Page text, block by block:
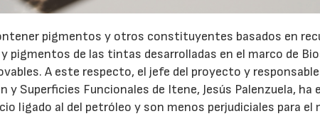
pigmentos y otros constituyentes basados en
de las tintas desarrolladas en el marco de
A este respecto, el jefe del proyecto y responsable
y Superficies Funcionales de Itene, Jesús Palenzuela, ha
ligado al del petróleo y son menos perjudiciales para el